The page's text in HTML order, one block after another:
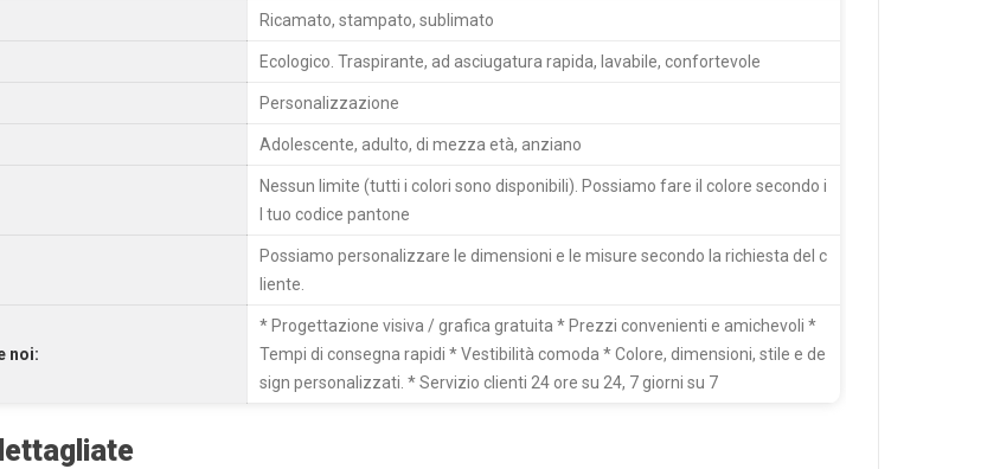
Ricamato, stampato, sublimato
Ecologico. Traspirante, ad asciugatura rapida, lavabile, confortevole
Personalizzazione
Adolescente, adulto, di mezza età, anziano
Nessun limite (tutti i colori sono disponibili). Possiamo fare il colore secondo i
l tuo codice pantone
Possiamo personalizzare le dimensioni e le misure secondo la richiesta del c
liente.
noi:
* Progettazione visiva / grafica gratuita * Prezzi convenienti e amichevoli *
Tempi di consegna rapidi * Vestibilità comoda * Colore, dimensioni, stile e de
sign personalizzati. * Servizio clienti 24 ore su 24, 7 giorni su 7